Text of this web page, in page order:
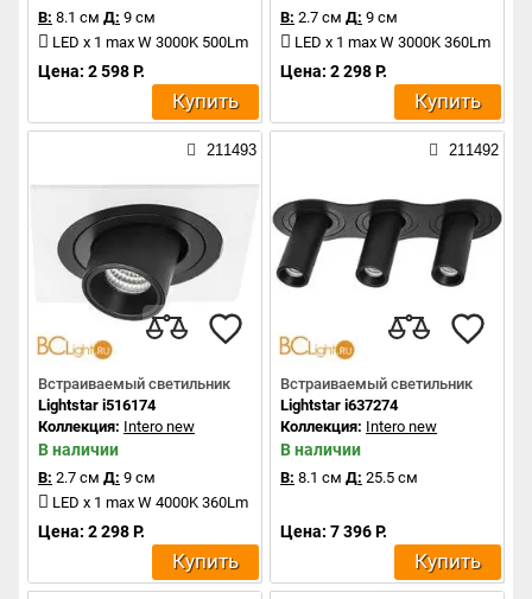
В: 8.1 см Д: 9 см
LED x 1 max W 3000K 500Lm
Цена: 2 598 Р.
Купить
В: 2.7 см Д: 9 см
LED x 1 max W 3000K 360Lm
Цена: 2 298 Р.
Купить
211493
Встраиваемый светильник
Lightstar i516174
Коллекция: Intero new
В наличии
В: 2.7 см Д: 9 см
LED x 1 max W 4000K 360Lm
Цена: 2 298 Р.
Купить
211492
Встраиваемый светильник
Lightstar i637274
Коллекция: Intero new
В наличии
В: 8.1 см Д: 25.5 см
Цена: 7 396 Р.
Купить